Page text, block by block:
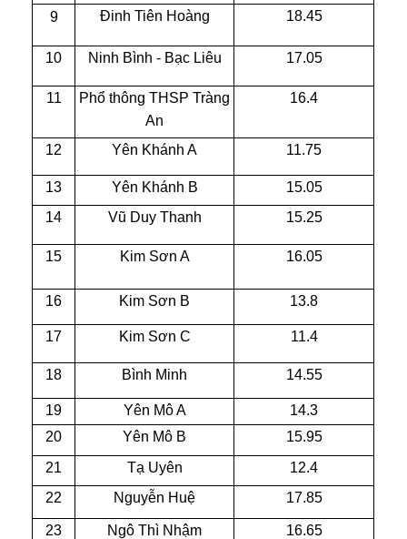
9
Đinh Tiên Hoàng 18.45
10 Ninh Bình - Bạc Liêu 17.05
11
Phổ thông THSP Tràng
An
16.4
12 Yên Khánh A 11.75
13 Yên Khánh B
15.05
14
Vũ Duy Thanh 15.25
15 Kim Sơn A 16.05
16 Kim Sơn B 13.8
17 Kim Sơn C 11.4
18 Bình Minh 14.55
19 Yên Mô A
14.3
20
Yên Mô B
15.95
21
Tạ Uyên
12.4
22
Nguyễn Huệ 17.85
23 Ngô Thì Nhậm 16.65